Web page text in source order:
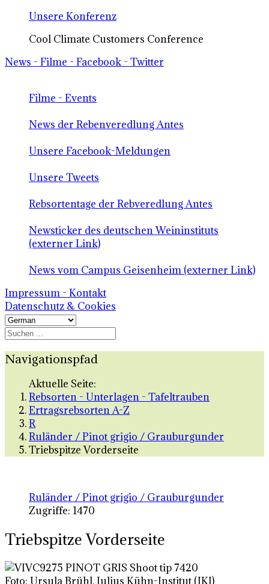
Unsere Konferenz
Cool Climate Customers Conference
News - Filme - Facebook - Twitter
Filme - Events
News der Rebenveredlung Antes
Unsere Facebook-Meldungen
Unsere Tweets
Rebsortentage der Rebveredlung Antes
Newsticker des deutschen Weininstituts
(externer Link)
News vom Campus Geisenheim (externer Link)
Impressum - Kontakt
Datenschutz & Cookies
Navigationspfad
Aktuelle Seite:
Rebsorten - Unterlagen - Tafeltrauben
Ertragsrebsorten A-Z
R
Ruländer / Pinot grigio / Grauburgunder
Triebspitze Vorderseite
Ruländer / Pinot grigio / Grauburgunder
Zugriffe: 1470
Triebspitze Vorderseite
Foto: Ursula Brühl, Julius Kühn-Institut (JKI)